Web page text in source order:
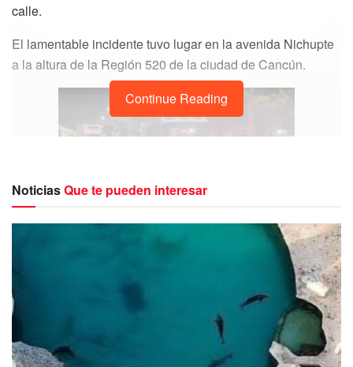
calle.
El lamentable incidente tuvo lugar en la avenida Nichupte
a la altura de la Región 520 de la ciudad de Cancún.
De acuerdo con lo comentado por quienes presuntamente
presenciaron lo ocurrido, un automóvil Nissan Versa en
color rojo, habría embestido al hombre cuando estaba por
atravesar una de las calles localizadas en las
inmediaciones del fraccionamiento Villas del Caribe a
Continue Reading
NoticiasQue te pueden interesar